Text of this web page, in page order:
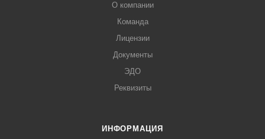
О компании
Команда
Лицензии
Документы
ЭДО
Реквизиты
ИНФОРМАЦИЯ